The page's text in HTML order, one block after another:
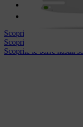
Ideale per
Scoprite le barre della
Scoprite le barre leggere
Scoprite le barre nasali